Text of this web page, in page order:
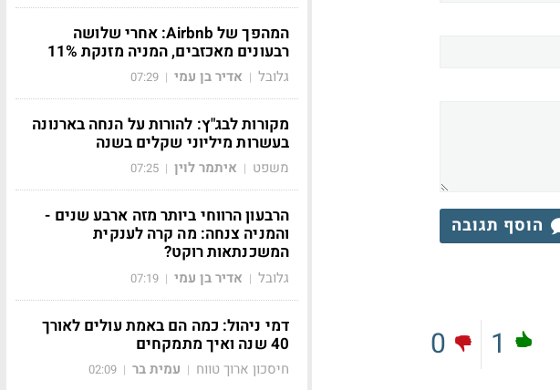
הוסף תגובה
1
0
המהפך של Airbnb: אחרי שלושה
רבעונים מאכזבים, המניה מזנקת 11%
גלובל | אדיר בן עמי |
07:29
מקורות לבג"ץ: להורות על הנחה בארנונה
בעשרות מיליוני שקלים בשנה
משפט | איתמר לוין |
07:25
הרבעון הרווחי ביותר מזה ארבע שנים -
והמניה צנחה: מה קרה לענקית
המשכנתאות רוקט?
גלובל | אדיר בן עמי |
07:19
דמי ניהול: כמה הם באמת עולים לאורך
40 שנה ואיך מתמקחים
חיסכון ארוך טווח | עמית בר |
02:09